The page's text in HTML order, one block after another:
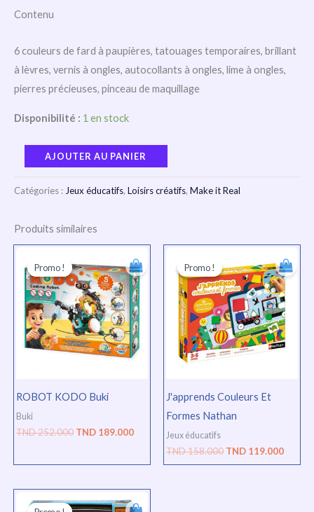
Contenu
6 couleurs de fard à paupières, tatouages temporaires, brillant
à lèvres, vernis à ongles, autocollants à ongles, lime à ongles,
pierres précieuses, pinceau de maquillage
Disponibilité : 1 en stock
AJOUTER AU PANIER
Catégories : Jeux éducatifs, Loisirs créatifs, Make it Real
Produits similaires
Promo !
ROBOT KODO Buki
Promo !
Buki
TND252.000
prix
initial
était :
TND
252.000.
TND 189.000
prix
actuel
est :
TND
189.000.
Promo !
J'apprends Couleurs Et
Formes Nathan
Promo !
Jeux éducatifs
TND158.000
initial
était :
TND
158.000.
TND 119.000
prix
actuel
est :
TND
prix
prix